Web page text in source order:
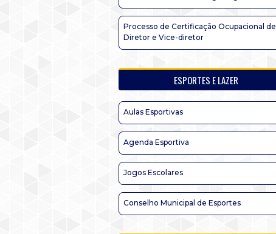
Processo de Certificação Ocupacional de
Diretor e Vice-diretor
ESPORTES E LAZER
Aulas Esportivas
Agenda Esportiva
Jogos Escolares
Conselho Municipal de Esportes